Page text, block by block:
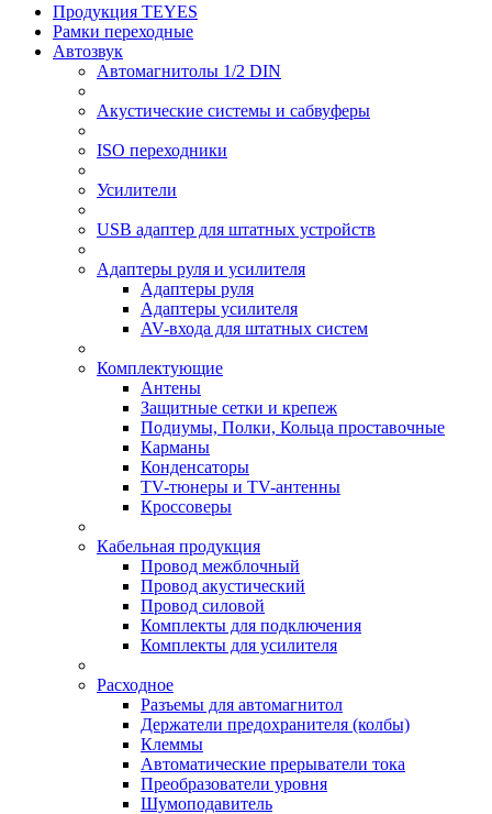
Продукция TEYES
Рамки переходные
Автозвук
Автомагнитолы 1/2 DIN
Акустические системы и сабвуферы
ISO переходники
Усилители
USB адаптер для штатных устройств
Адаптеры руля и усилителя
Адаптеры руля
Адаптеры усилителя
AV-входа для штатных систем
Комплектующие
Антены
Защитные сетки и крепеж
Подиумы, Полки, Кольца проставочные
Карманы
Конденсаторы
TV-тюнеры и TV-антенны
Кроссоверы
Кабельная продукция
Провод межблочный
Провод акустический
Провод силовой
Комплекты для подключения
Комплекты для усилителя
Расходное
Разъемы для автомагнитол
Держатели предохранителя (колбы)
Клеммы
Автоматические прерыватели тока
Преобразователи уровня
Шумоподавитель